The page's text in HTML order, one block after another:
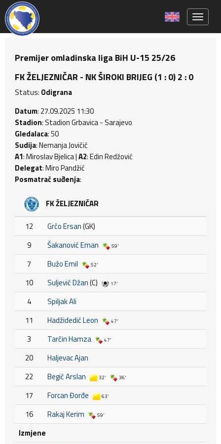
Premijer omladinska liga BiH U-15 25/26
FK ŽELJEZNIČAR - NK ŠIROKI BRIJEG (1 : 0) 2 : 0
Status: Odigrana
Datum: 27.09.2025 11:30
Stadion: Stadion Grbavica - Sarajevo
Gledalaca: 50
Sudija: Nemanja Jovičić
A1: Miroslav Bjelica |A2: Edin Redžović
Delegat: Miro Pandžić
Posmatrač suđenja:
FK ŽELJEZNIČAR
12 Grčo Ersan(GK)
9
Šakanović Eman 59'
7 Bužo Emil 52'
10 Suljević Džan(C) 17'
4
Spiljak Ali
11
Hadžidedić Leon 47'
3 Tarčin Hamza 47'
20
Haljevac Ajan
22
Begić Arslan 32' 36'
17 Forcan Đorđe 63'
16 Rakaj Kerim 59'
Izmjene